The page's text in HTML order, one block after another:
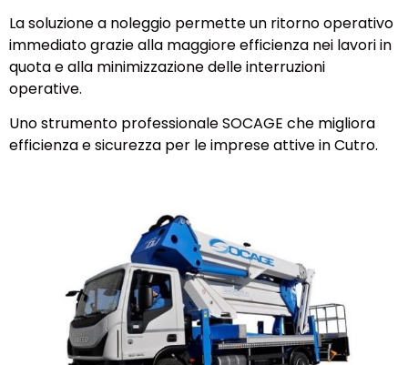
La soluzione a noleggio permette un ritorno operativo
immediato grazie alla maggiore efficienza nei lavori in
quota e alla minimizzazione delle interruzioni
operative.
Uno strumento professionale SOCAGE che migliora
efficienza e sicurezza per le imprese attive in Cutro.